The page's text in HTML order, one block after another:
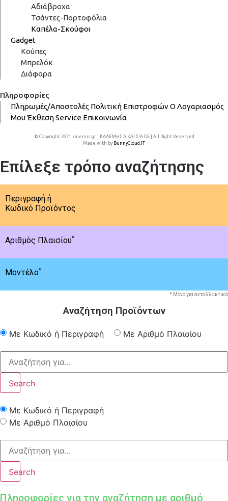
Αδιάβροχα
Τσάντες-Πορτοφόλια
Καπέλα-Σκούφοι
Gadget
Κούπες
Μπρελόκ
Διάφορα
Πληροφορίες
Πληρωμές/Αποστολές Πολιτική ΕπιστροφώνΟ Λογαριασμός
ΜουΈκθεσηService Επικοινωνία
© Copyright 2021 kalemis.gr | ΚΑΛΕΜΗΣ Α ΚΑΙ ΣΙΑ ΟΕ | All Right Reserved
Made with by BunnyCloud.IT
Επίλεξε τρόπο αναζήτησης
Περιγραφή ή
Κωδικό Προϊόντος
Αριθμός Πλαισίου*
Μοντέλο*
* Μόνο για ανταλλακτικά
Αναζήτηση Προϊόντων
Με Κωδικό ή Περιγραφή Με Αριθμό Πλαισίου
Search
Με Κωδικό ή Περιγραφή
Με Αριθμό Πλαισίου
Search
Πληροφορίες για την αναζήτηση με αριθμό